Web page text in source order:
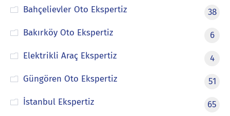
Bahçelievler Oto Ekspertiz
38
Bakırköy Oto Ekspertiz
6
Elektrikli Araç Ekspertiz
4
Güngören Oto Ekspertiz
51
İstanbul Ekspertiz
65